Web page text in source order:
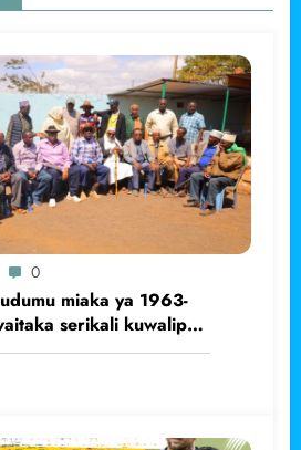
0
miaka ya 1963-
serikali kuwalipa